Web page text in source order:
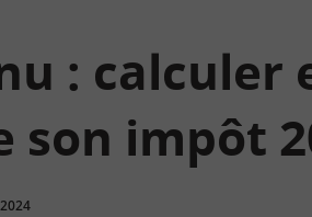
: calculer
son impôt